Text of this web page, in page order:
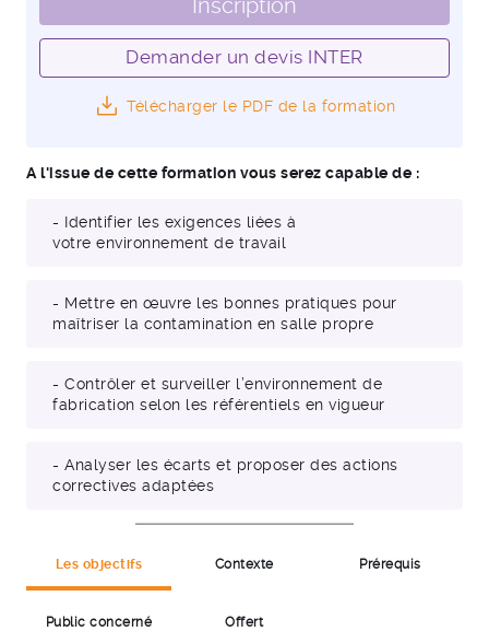
Demander un devis INTER
Télécharger le PDF de la formation
A l'issue de cette formation vous serez capable de :
- Identifier les exigences liées à
votre environnement de travail
- Mettre en œuvre les bonnes pratiques pour
maîtriser la contamination en salle propre
- Contrôler et surveiller l’environnement de
fabrication selon les référentiels en vigueur
- Analyser les écarts et proposer des actions
correctives adaptées
Les objectifs Contexte Prérequis
Public concerné Offert